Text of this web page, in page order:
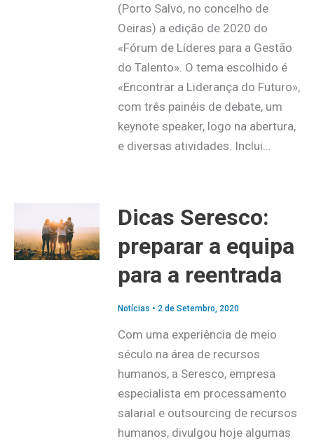
(Porto Salvo, no concelho de
Oeiras) a edição de 2020 do
«Fórum de Líderes para a Gestão
do Talento». O tema escolhido é
«Encontrar a Liderança do Futuro»,
com três painéis de debate, um
keynote speaker, logo na abertura,
e diversas atividades. Inclui…
Dicas Seresco:
preparar a equipa
para a reentrada
Notícias • 2 de Setembro, 2020
Com uma experiência de meio
século na área de recursos
humanos, a Seresco, empresa
especialista em processamento
salarial e outsourcing de recursos
humanos, divulgou hoje algumas